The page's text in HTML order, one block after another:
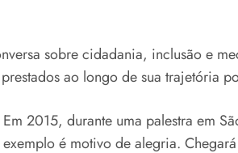
sobre cidadania, inclusão e
ao longo de sua trajetória
2015, durante uma palestra em
é motivo de alegria.